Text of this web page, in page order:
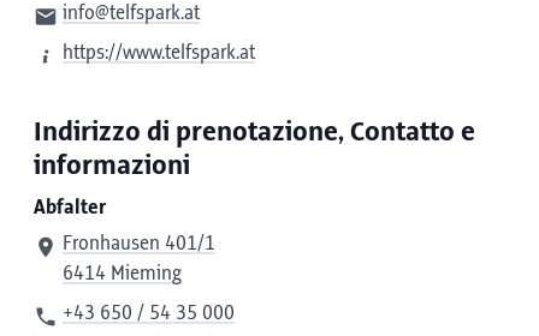
info@telfspark.at
https://www.telfspark.at
Indirizzo di prenotazione, Contatto e
informazioni
Abfalter
Fronhausen 401/1
6414 Mieming
+43 650 / 54 35 000